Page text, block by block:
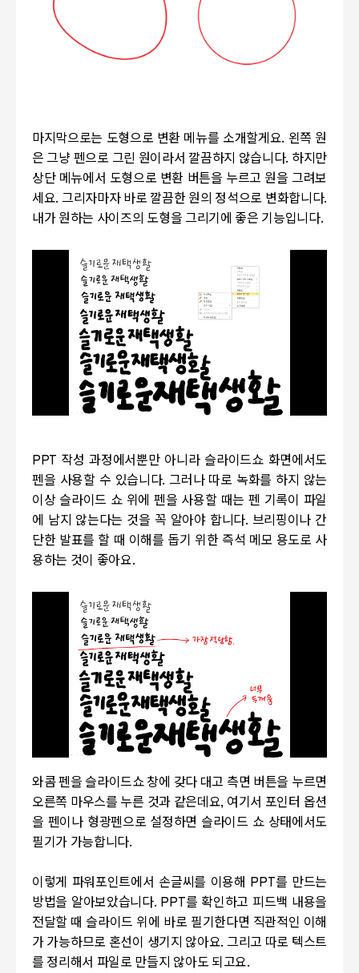
마지막으로는 도형으로 변환 메뉴를 소개할게요. 왼쪽 원
은 그냥 펜으로 그린 원이라서 깔끔하지 않습니다. 하지만
상단 메뉴에서 도형으로 변환 버튼을 누르고 원을 그려보
세요. 그리자마자 바로 깔끔한 원의 정석으로 변화합니다.
내가 원하는 사이즈의 도형을 그리기에 좋은 기능입니다.
PPT 작성 과정에서뿐만 아니라 슬라이드쇼 화면에서도
펜을 사용할 수 있습니다. 그러나 따로 녹화를 하지 않는
이상 슬라이드 쇼 위에 펜을 사용할 때는 펜 기록이 파일
에 남지 않는다는 것을 꼭 알아야 합니다. 브리핑이나 간
단한 발표를 할 때 이해를 돕기 위한 즉석 메모 용도로 사
용하는 것이 좋아요.
와콤 펜을 슬라이드쇼 창에 갖다 대고 측면 버튼을 누르면
오른쪽 마우스를 누른 것과 같은데요, 여기서 포인터 옵션
을 펜이나 형광펜으로 설정하면 슬라이드 쇼 상태에서도
필기가 가능합니다.
이렇게 파워포인트에서 손글씨를 이용해 PPT를 만드는
방법을 알아보았습니다. PPT를 확인하고 피드백 내용을
전달할 때 슬라이드 위에 바로 필기한다면 직관적인 이해
가 가능하므로 혼선이 생기지 않아요. 그리고 따로 텍스트
를 정리해서 파일로 만들지 않아도 되고요.